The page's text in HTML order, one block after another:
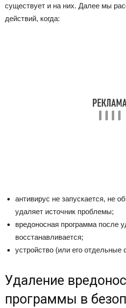
существует и на них. Далее мы
действий, когда:
антивирус не запускается, не
удаляет источник проблемы;
вредоносная программа после
восстанавливается;
устройство (или его
Удаление
программы в